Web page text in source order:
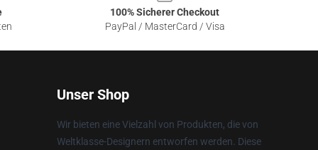
100% Sicherer Checkout
PayPal / MasterCard / Visa
Unser Shop
Wir bieten eine Vielzahl von Produkten, die von
Weltklasse-Designern entworfen werden. Diese